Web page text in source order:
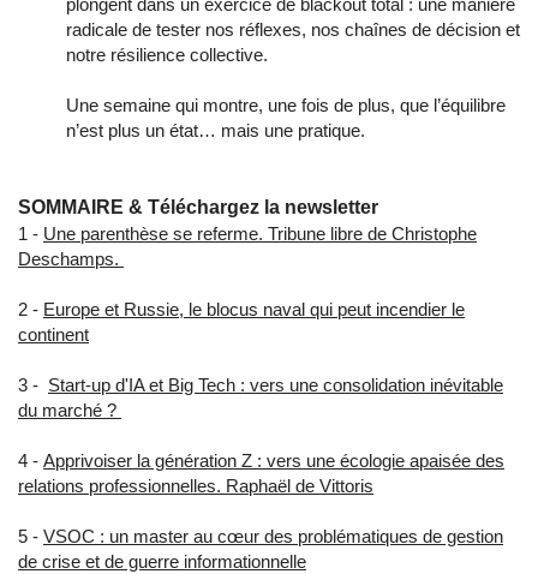
plongent dans un exercice de blackout total : une manière
radicale de tester nos réflexes, nos chaînes de décision et
notre résilience collective.
Une semaine qui montre, une fois de plus, que l’équilibre
n’est plus un état… mais une pratique.
SOMMAIRE & Téléchargez la newsletter
1 - Une parenthèse se referme. Tribune libre de Christophe
Deschamps.
2 - Europe et Russie, le blocus naval qui peut incendier le
continent
3 - Start-up d'IA et Big Tech : vers une consolidation inévitable
du marché ?
4 - Apprivoiser la génération Z : vers une écologie apaisée des
relations professionnelles. Raphaël de Vittoris
5 - VSOC : un master au cœur des problématiques de gestion
de crise et de guerre informationnelle